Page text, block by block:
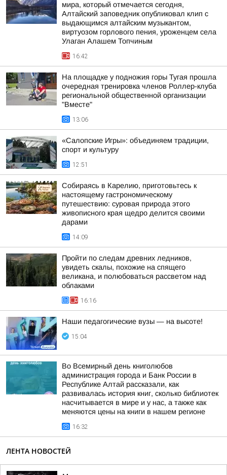
мира, который отмечается сегодня,
Алтайский заповедник опубликовал клип с
выдающимся алтайским музыкантом,
виртуозом горлового пения, уроженцем села
Улаган Алашем Топчиным
16:42
На площадке у подножия горы Тугая прошла
очередная тренировка членов Роллер-клуба
региональной общественной организации
"Вместе"
13:06
«Салопские Игры»: объединяем традиции,
спорт и культуру
12:51
Собираясь в Карелию, приготовьтесь к
настоящему гастрономическому
путешествию: суровая природа этого
живописного края щедро делится своими
дарами
14:09
Пройти по следам древних ледников,
увидеть скалы, похожие на спящего
великана, и полюбоваться рассветом над
облаками
16:16
Наши педагогические вузы — на высоте!
15:04
Во Всемирный день книголюбов
администрация города и Банк России в
Республике Алтай рассказали, как
развивалась история книг, сколько библиотек
насчитывается в мире и у нас, а также как
меняются цены на книги в нашем регионе
16:32
ЛЕНТА НОВОСТЕЙ